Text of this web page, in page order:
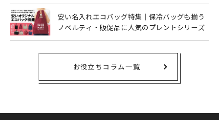
安い名入れエコバッグ特集｜保冷バッグも揃う
ノベルティ・販促品に人気のプレントシリーズ
お役立ちコラム一覧